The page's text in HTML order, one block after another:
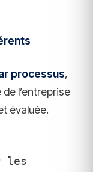
processus,
l’entreprise
évaluée.
les